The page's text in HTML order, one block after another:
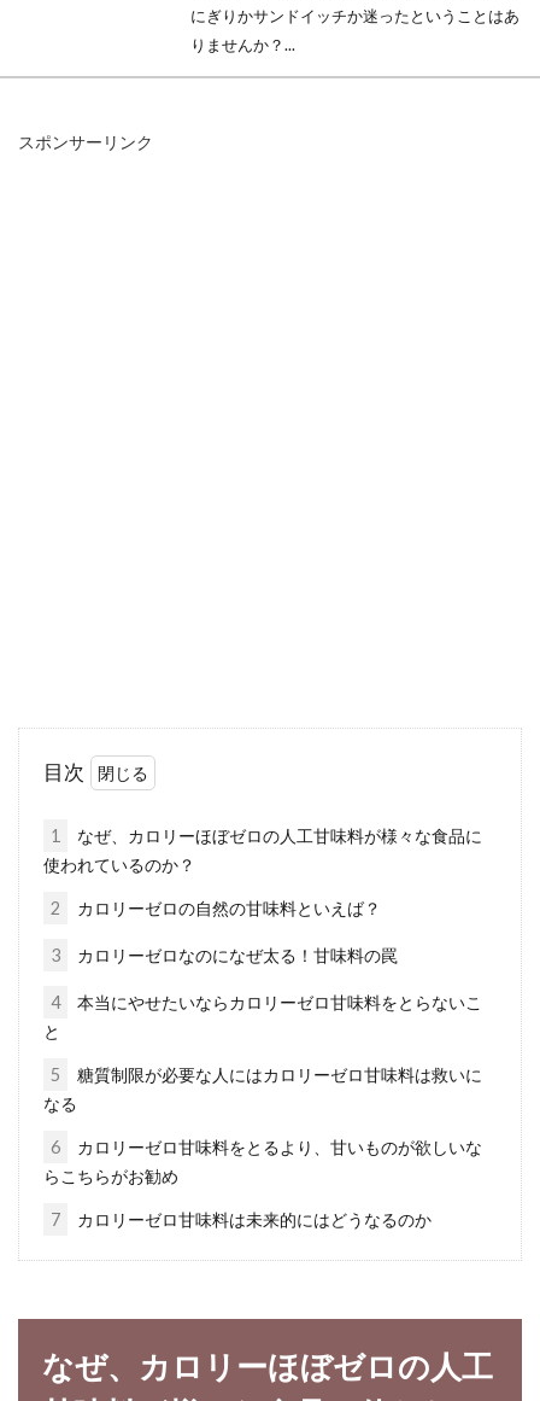
にぎりかサンドイッチか迷ったということはあ
りませんか？...
リメントは栄養補助製品
離乳食にバナナを！バナナの黒い斑
点が意味していることは？
皆さんの可愛い赤ちゃんも、離乳食開始のサイ
赤ちゃんに飲ませる粉ミルクはオー
にしたことがありますか？実は、粉ミルクには
スポンサーリンク
目次
1
なぜ、カロリーほぼゼロの人工甘味料が様々な食品に
使われているのか？
2 カロリーゼロの自然の甘味料といえば？
3 カロリーゼロなのになぜ太る！甘味料の罠
4
本当にやせたいならカロリーゼロ甘味料をとらないこ
と
5
糖質制限が必要な人にはカロリーゼロ甘味料は救いに
なる
6
カロリーゼロ甘味料をとるより、甘いものが欲しいな
らこちらがお勧め
7 カロリーゼロ甘味料は未来的にはどうなるのか
なぜ、カロリーほぼゼロの人工